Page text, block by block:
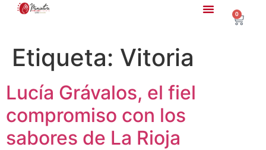
0
Etiqueta: Vitoria
Lucía Grávalos, el fiel
compromiso con los
sabores de La Rioja